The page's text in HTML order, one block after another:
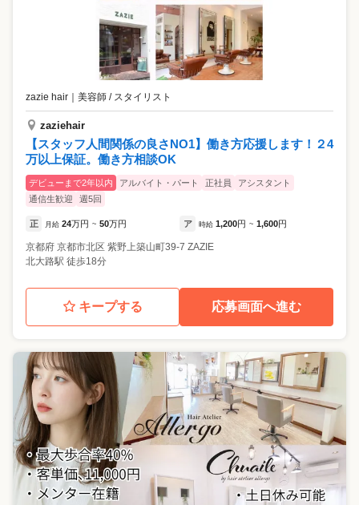
zazie hair 美容師 / スタイリスト
zaziehair
【スタッフ人間関係の良さNO1】働き方応援します！２4
万以上保証。働き方相談OK
デビューまで2年以内 アルバイト・パート 正社員
アシスタント
通信生歓迎
週5回
正 月給 24万円 ~ 50万円 ア 時給 1,200円 ~ 1,600円
京都府 京都市北区 紫野上築山町39-7 ZAZIE
北大路駅 徒歩18分
キープする 応募画面へ進む